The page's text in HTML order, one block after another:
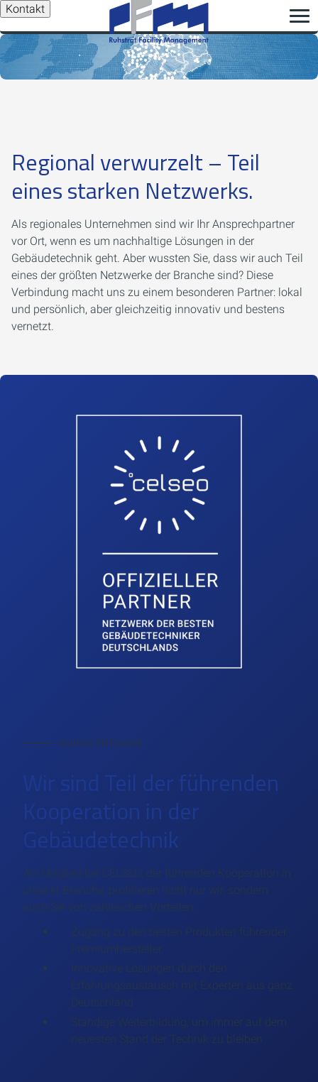
Kontakt
Regional verwurzelt – Teil
eines starken Netzwerks.
Als regionales Unternehmen sind wir Ihr Ansprechpartner
vor Ort, wenn es um nachhaltige Lösungen in der
Gebäudetechnik geht. Aber wussten Sie, dass wir auch Teil
eines der größten Netzwerke der Branche sind? Diese
Verbindung macht uns zu einem besonderen Partner: lokal
und persönlich, aber gleichzeitig innovativ und bestens
vernetzt.
⸻ starkes Netzwerk
Wir sind Teil der führenden
Kooperation in der
Gebäudetechnik
Als Mitglied bei CELSEO, der führenden Kooperation in
unserer Branche, profitieren nicht nur wir, sondern
auch Sie von zahlreichen Vorteilen:
Zugang zu den besten Produkten führender
Premiumhersteller
Innovative Lösungen durch den
Erfahrungsaustausch mit Experten aus ganz
Deutschland
Ständige Weiterbildung, um immer auf dem
neuesten Stand der Technik zu bleiben